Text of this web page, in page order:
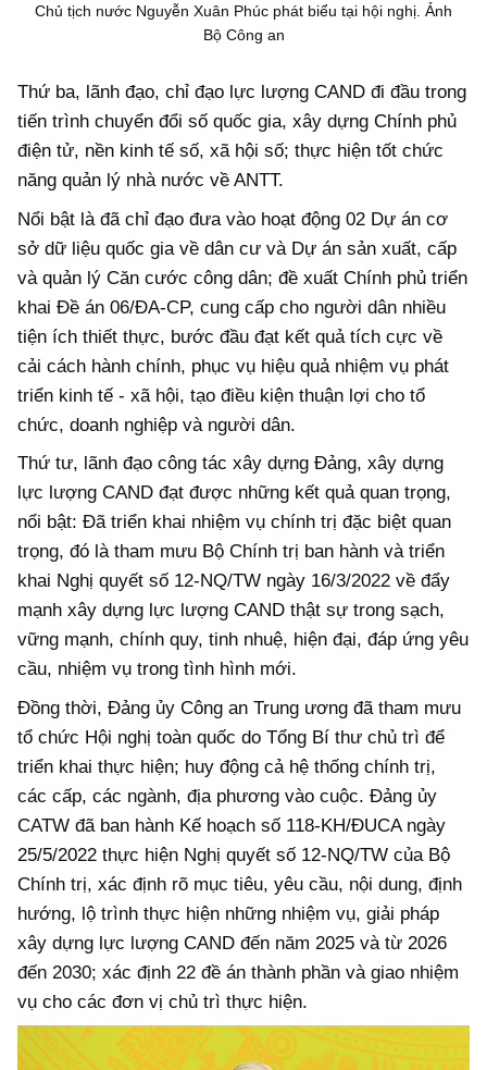
Chủ tịch nước Nguyễn Xuân Phúc phát biểu tại hội nghị. Ảnh
Bộ Công an
Thứ ba, lãnh đạo, chỉ đạo lực lượng CAND đi đầu trong
tiến trình chuyển đổi số quốc gia, xây dựng Chính phủ
điện tử, nền kinh tế số, xã hội số; thực hiện tốt chức
năng quản lý nhà nước về ANTT.
Nổi bật là đã chỉ đạo đưa vào hoạt động 02 Dự án cơ
sở dữ liệu quốc gia về dân cư và Dự án sản xuất, cấp
và quản lý Căn cước công dân; đề xuất Chính phủ triển
khai Đề án 06/ĐA-CP, cung cấp cho người dân nhiều
tiện ích thiết thực, bước đầu đạt kết quả tích cực về
cải cách hành chính, phục vụ hiệu quả nhiệm vụ phát
triển kinh tế - xã hội, tạo điều kiện thuận lợi cho tổ
chức, doanh nghiệp và người dân.
Thứ tư, lãnh đạo công tác xây dựng Đảng, xây dựng
lực lượng CAND đạt được những kết quả quan trọng,
nổi bật: Đã triển khai nhiệm vụ chính trị đặc biệt quan
trọng, đó là tham mưu Bộ Chính trị ban hành và triển
khai Nghị quyết số 12-NQ/TW ngày 16/3/2022 về đẩy
mạnh xây dựng lực lượng CAND thật sự trong sạch,
vững mạnh, chính quy, tinh nhuệ, hiện đại, đáp ứng yêu
cầu, nhiệm vụ trong tình hình mới.
Đồng thời, Đảng ủy Công an Trung ương đã tham mưu
tổ chức Hội nghị toàn quốc do Tổng Bí thư chủ trì để
triển khai thực hiện; huy động cả hệ thống chính trị,
các cấp, các ngành, địa phương vào cuộc. Đảng ủy
CATW đã ban hành Kế hoạch số 118-KH/ĐUCA ngày
25/5/2022 thực hiện Nghị quyết số 12-NQ/TW của Bộ
Chính trị, xác định rõ mục tiêu, yêu cầu, nội dung, định
hướng, lộ trình thực hiện những nhiệm vụ, giải pháp
xây dựng lực lượng CAND đến năm 2025 và từ 2026
đến 2030; xác định 22 đề án thành phần và giao nhiệm
vụ cho các đơn vị chủ trì thực hiện.